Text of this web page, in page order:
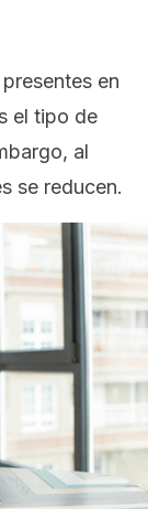
en
el tipo de
al
se reducen.